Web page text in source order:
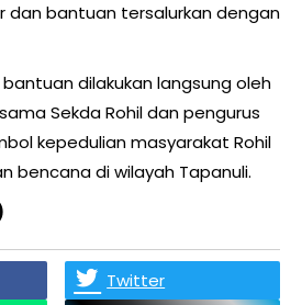
dan bantuan tersalurkan dengan
dilakukan langsung oleh
Sekda Rohil dan pengurus
kepedulian masyarakat Rohil
bencana di wilayah Tapanuli.
Twitter